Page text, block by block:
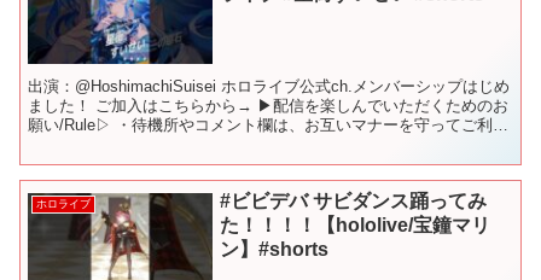
出演：@HoshimachiSuisei ホロライブ公式ch.メンバーシップはじめ
ました！ ご加入はこちらから→ ▶配信を楽しんでいただくためのお
願い/Rule▷ ・待機所やコメント欄は、お互いマナーを守ってご利用
ホロライブ
#ビビデバ サビダンス踊ってみ
た！！！！【hololive/宝鐘マリ
ン】#shorts